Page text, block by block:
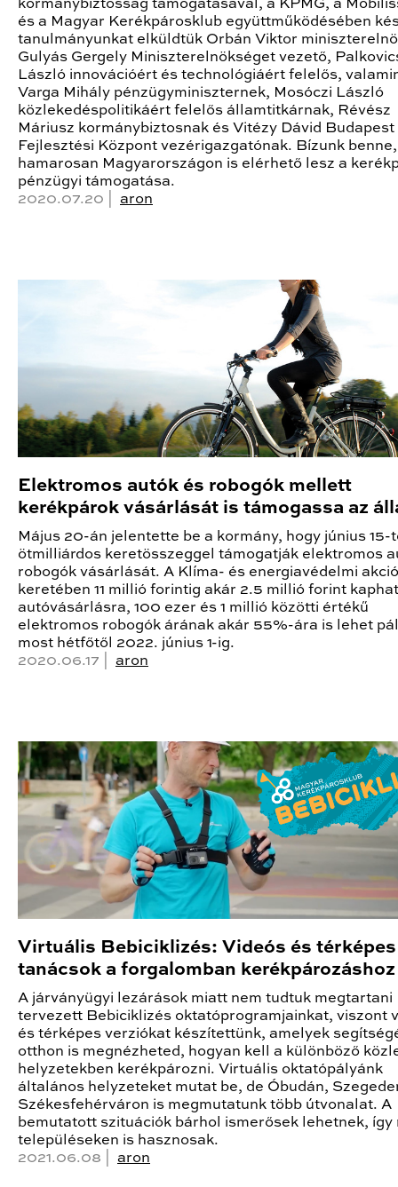
kormánybiztosság támogatásával, a KPMG, a
és a Magyar Kerékpárosklub együttműködésében
tanulmányunkat elküldtük Orbán Viktor
Gulyás Gergely Miniszterelnökséget vezető,
László innovációért és technológiáért felelős,
Varga Mihály pénzügyminiszternek, Mosóczi László
közlekedéspolitikáért felelős államtitkárnak, Révész
Máriusz kormánybiztosnak és Vitézy Dávid Budapest
Fejlesztési Központ vezérigazgatónak. Bízunk
hamarosan Magyarországon is elérhető lesz a
pénzügyi támogatása.
2020.07.20 | aron
Elektromos autók és robogók mellett
kerékpárok vásárlását is támogassa az
Május 20-án jelentette be a kormány, hogy június 15-
ötmilliárdos keretösszeggel támogatják elektromos
robogók vásárlását. A Klíma- és energiavédelmi
keretében 11 millió forintig akár 2.5 millió forint
autóvásárlásra, 100 ezer és 1 millió közötti értékű
elektromos robogók árának akár 55%-ára is lehet
most hétfőtől 2022. június 1-ig.
2020.06.17 | aron
Virtuális Bebiciklizés: Videós és térképes
tanácsok a forgalomban kerékpározáshoz
A járványügyi lezárások miatt nem tudtuk megtartani
tervezett Bebiciklizés oktatóprogramjainkat, viszont
és térképes verziókat készítettünk, amelyek
otthon is megnézheted, hogyan kell a különböző
helyzetekben kerékpározni. Virtuális oktatópályánk
általános helyzeteket mutat be, de Óbudán,
Székesfehérváron is megmutatunk több útvonalat. A
bemutatott szituációk bárhol ismerősek lehetnek, így
településeken is hasznosak.
2021.06.08 | aron